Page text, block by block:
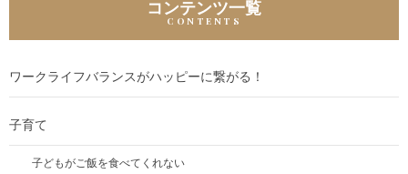
コンテンツ一覧
ワークライフバランスがハッピーに繋がる！
子育て
子どもがご飯を食べてくれない